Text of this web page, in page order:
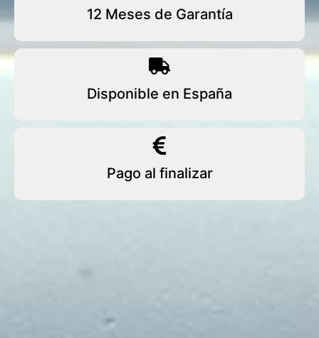
12 Meses de Garantía
Disponible en España
Pago al finalizar